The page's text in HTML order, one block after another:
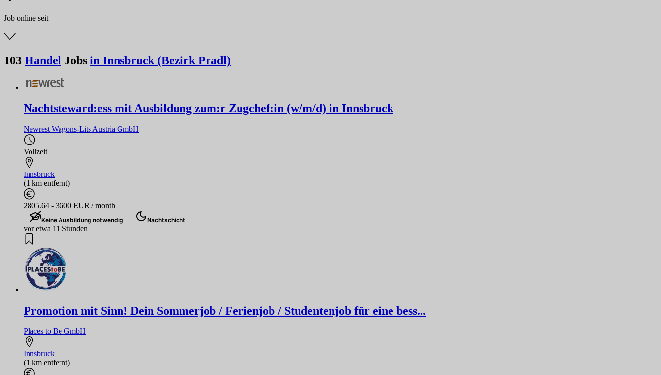
Job online seit
103 Handel Jobs in Innsbruck (Bezirk Pradl)
Nachtsteward:ess mit Ausbildung zum:r Zugchef:in (w/m/d) in Innsbruck
Newrest Wagons-Lits Austria GmbH
Vollzeit
Innsbruck
(1 km entfernt)
2805.64 - 3600 EUR / month
Keine Ausbildung notwendig Nachtschicht
vor etwa 11 Stunden
Promotion mit Sinn! Dein Sommerjob / Ferienjob / Studentenjob für eine bess...
Places to Be GmbH
Innsbruck
(1 km entfernt)